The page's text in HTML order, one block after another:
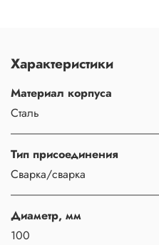
Характеристики
Материал корпуса
Сталь
Тип присоединения
Сварка/сварка
Диаметр, мм
100